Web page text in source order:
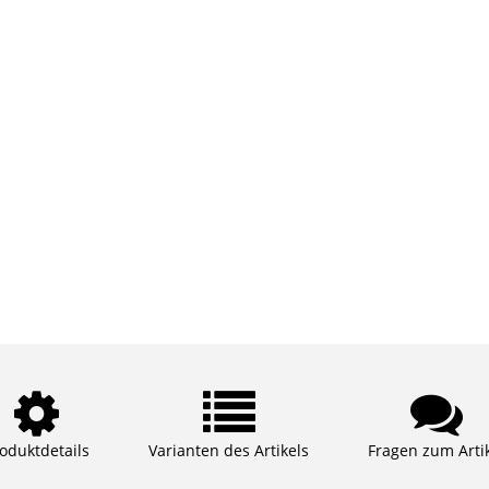
Varianten des Artikels Fragen zum